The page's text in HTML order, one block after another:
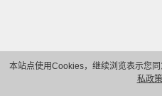
本站点使用Cookies，继续浏览表示您
私政